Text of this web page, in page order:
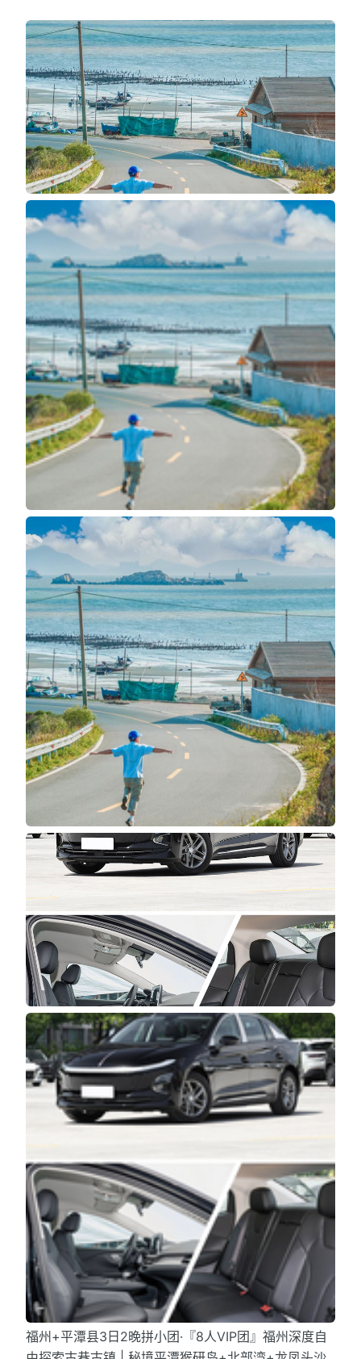
福州+平潭县3日2晚拼小团·『8人VIP团』福州深度自